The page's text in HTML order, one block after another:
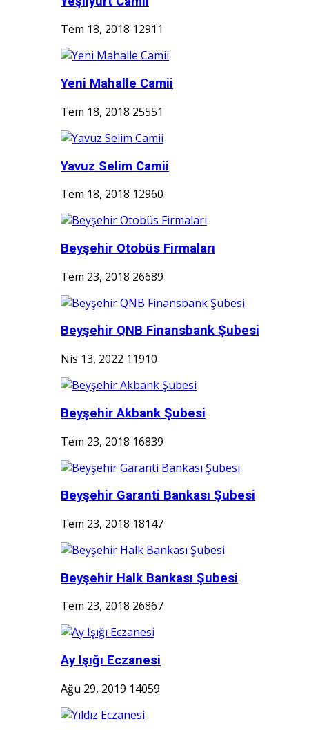
Tem 18, 2018 12911
Yeni Mahalle Camii
Tem 18, 2018 25551
Yavuz Selim Camii
Tem 18, 2018 12960
Beyşehir Otobüs Firmaları
Tem 23, 2018 26689
Beyşehir QNB Finansbank Şubesi
Nis 13, 2022 11910
Beyşehir Akbank Şubesi
Tem 23, 2018 16839
Beyşehir Garanti Bankası Şubesi
Tem 23, 2018 18147
Beyşehir Halk Bankası Şubesi
Tem 23, 2018 26867
Ay Işığı Eczanesi
Ağu 29, 2019 14059